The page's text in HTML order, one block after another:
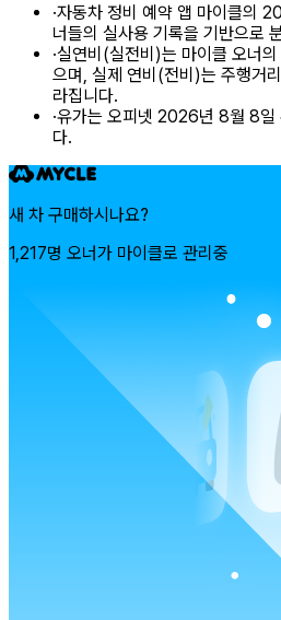
·자동차 정비 예약 앱 마이클의
너들의 실사용 기록을 기반으로
·실연비(실전비)는 마이클 오너
으며, 실제 연비(전비)는 주행거
라집니다.
·유가는 오피넷 2026년 8월 8일
다.
새 차 구매하시나요?
1,217명 오너가 마이클로 관리중